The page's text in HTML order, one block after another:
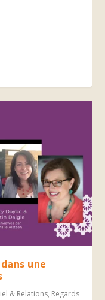
une
& Relations, Regards